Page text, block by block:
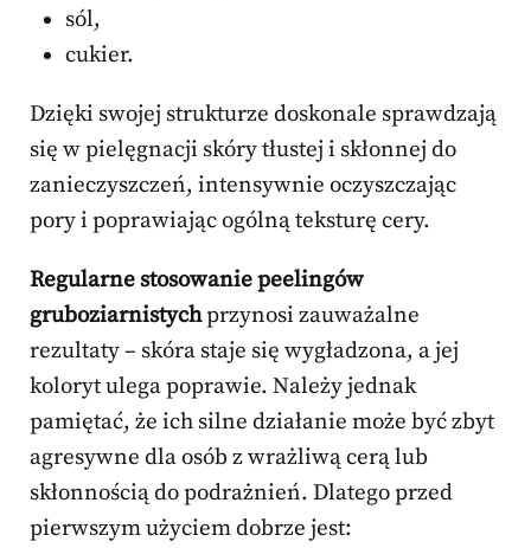
sól,
cukier.
Dzięki swojej strukturze doskonale sprawdzają
się w pielęgnacji skóry tłustej i skłonnej do
zanieczyszczeń, intensywnie oczyszczając
pory i poprawiając ogólną teksturę cery.
Regularne stosowanie peelingów
gruboziarnistychprzynosi zauważalne
rezultaty – skóra staje się wygładzona, a jej
koloryt ulega poprawie. Należy jednak
pamiętać, że ich silne działanie może być zbyt
agresywne dla osób z wrażliwą cerą lub
skłonnością do podrażnień. Dlatego przed
pierwszym użyciem dobrze jest: